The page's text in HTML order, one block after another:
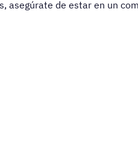
asegúrate de estar en un